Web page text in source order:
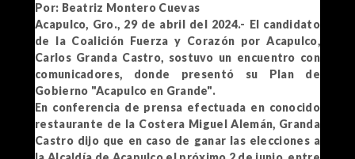
Por: Beatriz Montero Cuevas
Acapulco, Gro., 29 de abril del 2024.- El candidato
de la Coalición Fuerza y Corazón por Acapulco,
Carlos Granda Castro, sostuvo un encuentro con
comunicadores, donde presentó su Plan de
Gobierno "Acapulco en Grande".
En conferencia de prensa efectuada en conocido
restaurante de la Costera Miguel Alemán, Granda
Castro dijo que en caso de ganar las elecciones a